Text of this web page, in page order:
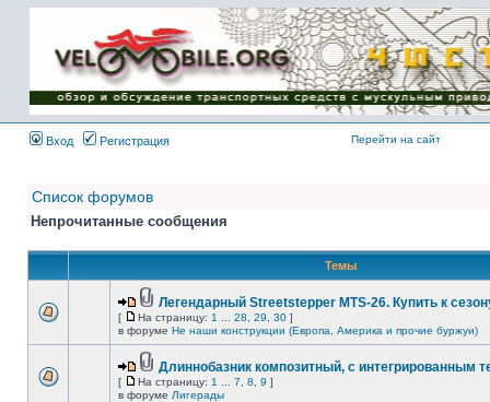
Имя пользователя:
Пароль:
{ LOG_ME_IN_SHORT
}
Вход
Регистрация Перейти на сайт
Список форумов
Непрочитанные сообщения
Темы
Легендарный Streetstepper MTS-26. Купить к
[ На страницу: 1 28 29 30 ]
в форуме Не наши конструкции (Европа, Америка и прочие буржуи)
Длиннобазник композитный, с интегрированным
[ На страницу: 1 7 8 9 ]
в форуме Лигерады